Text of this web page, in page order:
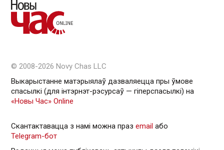
© 2008-2026 Novy Chas LLC
Выкарыстанне матэрыялаў дазваляецца пры ўмове
спасылкі (для інтэрнэт-рэсурсаў — гiперспасылкi) на
«Новы Час» Online
Скантактавацца з намі можна праз email або
Telegram-бот